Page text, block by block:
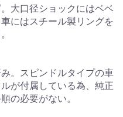
大口径ショックにはベベ
にはスチール製リングを
。スピンドルタイプの車
が付属している為、純正
の必要がない。